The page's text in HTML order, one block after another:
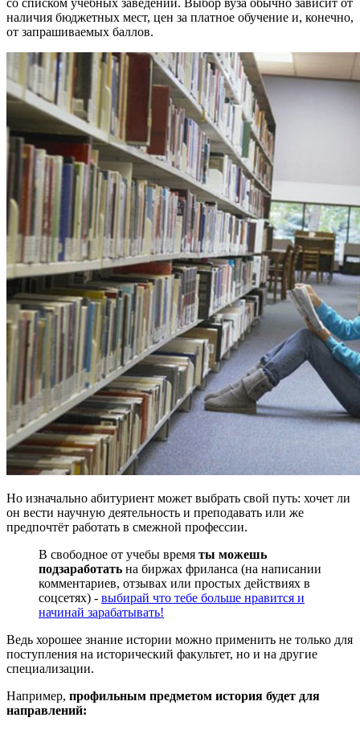
со списком учебных заведений. Выбор вуза обычно зависит от
наличия бюджетных мест, цен за платное обучение и, конечно,
от запрашиваемых баллов.
Но изначально абитуриент может выбрать свой путь: хочет ли
он вести научную деятельность и преподавать или же
предпочтёт работать в смежной профессии.
В свободное от учебы время ты можешь
подзаработать на биржах фриланса (на написании
комментариев, отзывах или простых действиях в
соцсетях) - выбирай что тебе больше нравится и
начинай зарабатывать!
Ведь хорошее знание истории можно применить не только для
поступления на исторический факультет, но и на другие
специализации.
Например, профильным предметом история будет для
направлений: